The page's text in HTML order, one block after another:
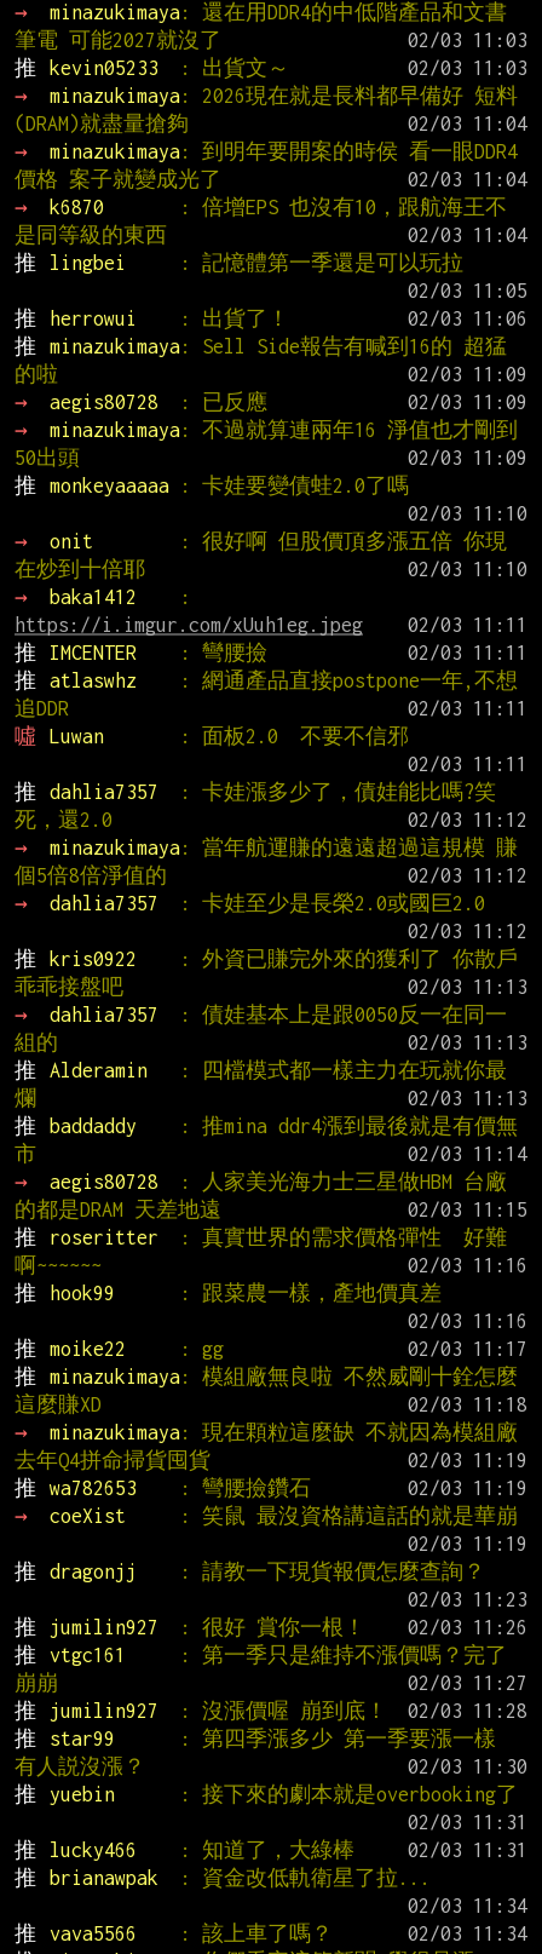
→
minazukimaya: 還在用DDR4的中低階產品和文書
筆電 可能2027就沒了
推
kevin05233 : 出貨文～
→
minazukimaya: 2026現在就是長料都早備好 短料
(DRAM)就盡量搶夠
→
minazukimaya: 到明年要開案的時侯 看一眼DDR4
價格 案子就變成光了
→
k6870
: 倍增EPS 也沒有10，跟航海王不
是同等級的東西
推
lingbei
: 記憶體第一季還是可以玩拉
推
herrowui : 出貨了！
推
minazukimaya: Sell Side報告有喊到16的 超猛
的啦
→
aegis80728 : 已反應
→
minazukimaya: 不過就算連兩年16 淨值也才剛到
50出頭
推
monkeyaaaaa
: 卡娃要變債蛙2.0了嗎
→
onit
: 很好啊 但股價頂多漲五倍 你現
在炒到十倍耶
→
baka1412
https://i.imgur.com/xUuh1eg.jpeg
推
IMCENTER : 彎腰撿
推
atlaswhz
: 網通產品直接postpone一年,不想
追DDR
噓
Luwan
: 面板2.0  不要不信邪
推
dahlia7357
: 卡娃漲多少了，債娃能比嗎?笑
死，還2.0
→
minazukimaya: 當年航運賺的遠遠超過這規模 賺
個5倍8倍淨值的
→
dahlia7357
: 卡娃至少是長榮2.0或國巨2.0
推
kris0922
: 外資已賺完外來的獲利了 你散戶
乖乖接盤吧
→
dahlia7357
: 債娃基本上是跟0050反一在同一
組的
推
Alderamin
: 四檔模式都一樣主力在玩就你最
爛
推
baddaddy
: 推mina ddr4漲到最後就是有價無
市
→
aegis80728
: 人家美光海力士三星做HBM 台廠
的都是DRAM 天差地遠
推
roseritter
: 真實世界的需求價格彈性  好難
啊~~~~~~
推
hook99
: 跟菜農一樣，產地價真差
推
moike22 : gg
推
minazukimaya: 模組廠無良啦 不然威剛十銓怎麼
這麼賺XD
→
minazukimaya: 現在顆粒這麼缺 不就因為模組廠
去年Q4拼命掃貨囤貨
推
wa782653 : 彎腰撿鑽石
→
coeXist
: 笑鼠 最沒資格講這話的就是華崩
推
dragonjj
: 請教一下現貨報價怎麼查詢？
推
jumilin927 : 很好 賞你一根！
推
vtgc161
: 第一季只是維持不漲價嗎？完了
崩崩
推
jumilin927 : 沒漲價喔 崩到底！
推
star99
: 第四季漲多少 第一季要漲一樣
有人説沒漲？
推
yuebin
: 接下來的劇本就是overbooking了
推
lucky466 : 知道了，大綠棒
推
brianawpak
: 資金改低軌衛星了拉...
推
vava5566 : 該上車了嗎？